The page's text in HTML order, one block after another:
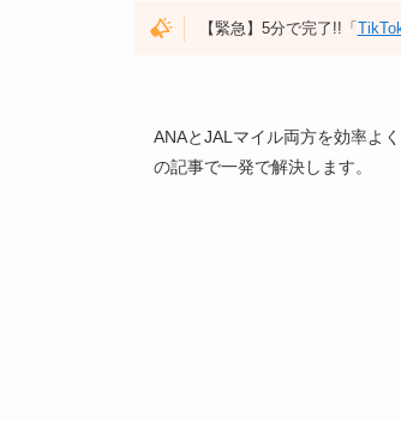
【緊急】5分で完了!!「
ANAとJALマイル両方を効率よ
の記事で一発で解決します。